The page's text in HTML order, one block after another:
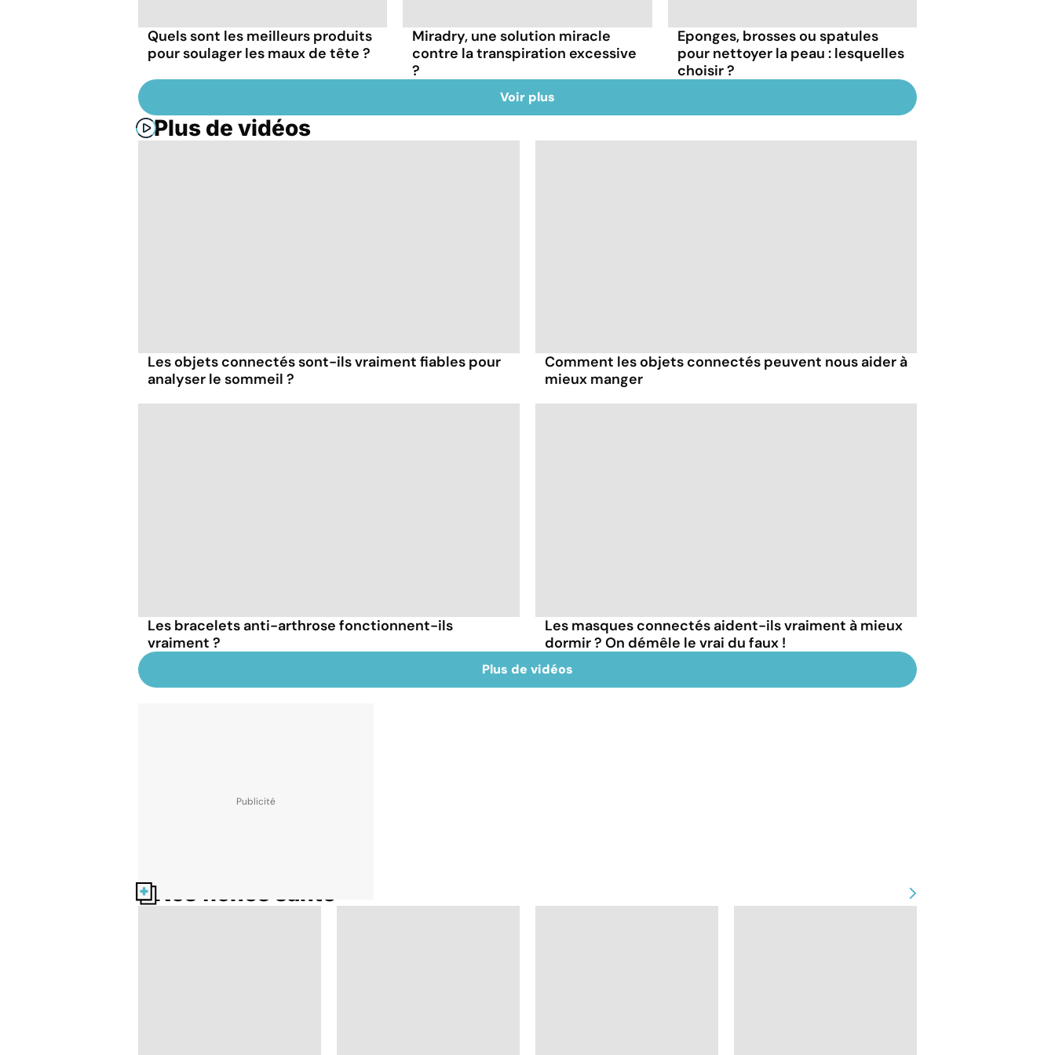
Quels sont les meilleurs produits
pour soulager les maux de tête ?
Miradry, une solution miracle
contre la transpiration excessive
?
Eponges, brosses ou spatules
pour nettoyer la peau : lesquelles
choisir ?
Voir plus
Plus de vidéos
Les objets connectés sont-ils vraiment fiables pour
analyser le sommeil ?
Comment les objets connectés peuvent nous aider à
mieux manger
Les bracelets anti-arthrose fonctionnent-ils
vraiment ?
Les masques connectés aident-ils vraiment à mieux
dormir ? On démêle le vrai du faux !
Plus de vidéos
Nos fiches santé